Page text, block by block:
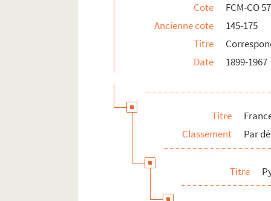
Cote
FCM-CO
Ancienne cote
145-175
Titre
Date
1899-1967
Titre
Classement
Par
Titre